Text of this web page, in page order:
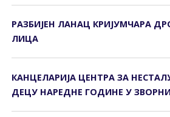
РАЗБИЈЕН ЛАНАЦ КРИЈУМЧАРА
ЛИЦА
КАНЦЕЛАРИЈА ЦЕНТРА ЗА
ДЕЦУ НАРЕДНЕ ГОДИНЕ У